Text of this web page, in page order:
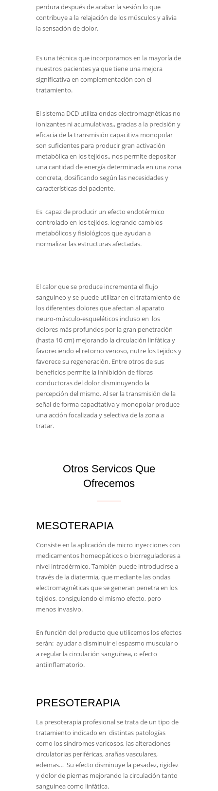
perdura después de acabar la sesión lo que
contribuye a la relajación de los músculos y alivia
la sensación de dolor.
Es una técnica que incorporamos en la mayoría de
nuestros pacientes ya que tiene una mejora
significativa en complementación con el
tratamiento.
El sistema DCD utiliza ondas electromagnéticas no
ionizantes ni acumulativas,, gracias a la precisión y
eficacia de la transmisión capacitiva monopolar
son suficientes para producir gran activación
metabólica en los tejidos., nos permite depositar
una cantidad de energía determinada en una zona
concreta, dosificando según las necesidades y
características del paciente.
Es capaz de producir un efecto endotérmico
controlado en los tejidos, logrando cambios
metabólicos y fisiológicos que ayudan a
normalizar las estructuras afectadas.
El calor que se produce incrementa el flujo
sanguíneo y se puede utilizar en el tratamiento de
los diferentes dolores que afectan al aparato
neuro-músculo-esqueléticos incluso en los
dolores más profundos por la gran penetración
(hasta 10 cm) mejorando la circulación linfática y
favoreciendo el retorno venoso, nutre los tejidos y
favorece su regeneración. Entre otros de sus
beneficios permite la inhibición de fibras
conductoras del dolor disminuyendo la
percepción del mismo. Al ser la transmisión de la
señal de forma capacitativa y monopolar produce
una acción focalizada y selectiva de la zona a
tratar.
Otros Servicos Que
Ofrecemos
MESOTERAPIA
Consiste en la aplicación de micro inyecciones con
medicamentos homeopáticos o biorreguladores a
nivel intradérmico. También puede introducirse a
través de la diatermia, que mediante las ondas
electromagnéticas que se generan penetra en los
tejidos, consiguiendo el mismo efecto, pero
menos invasivo.
En función del producto que utilicemos los efectos
serán: ayudar a disminuir el espasmo muscular o
a regular la circulación sanguínea, o efecto
antiinflamatorio.
PRESOTERAPIA
La presoterapia profesional se trata de un tipo de
tratamiento indicado en distintas patologías
como los síndromes varicosos, las alteraciones
circulatorias periféricas, arañas vasculares,
edemas… Su efecto disminuye la pesadez, rigidez
y dolor de piernas mejorando la circulación tanto
sanguínea como linfática.